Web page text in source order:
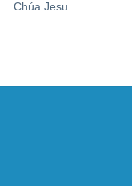
Chúa Jesu